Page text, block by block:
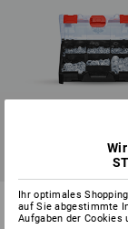
Unterlegscheiben
STRAUSSbox mini
Ihr optimales
auf Sie abgestimmte
Aufgaben der Cookies